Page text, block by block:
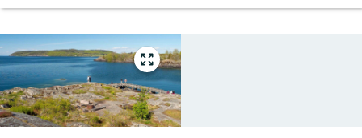
Gå
til
fuld
skærm